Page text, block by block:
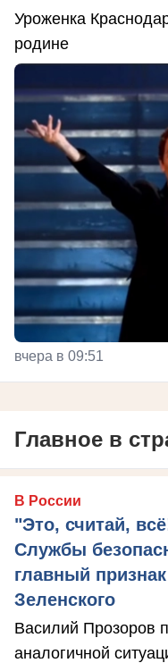
Уроженка
родине
вчера в 09:51
Главное в
В России
"Это, считай,
Службы
главный
Зеленского
Василий Прозоров
аналогичной